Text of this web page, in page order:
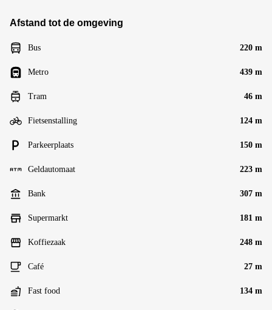
Afstand tot de omgeving
Bus 220 m
Metro 439 m
Tram 46 m
Fietsenstalling 124 m
Parkeerplaats 150 m
Geldautomaat 223 m
Bank 307 m
Supermarkt 181 m
Koffiezaak 248 m
Café 27 m
Fast food 134 m